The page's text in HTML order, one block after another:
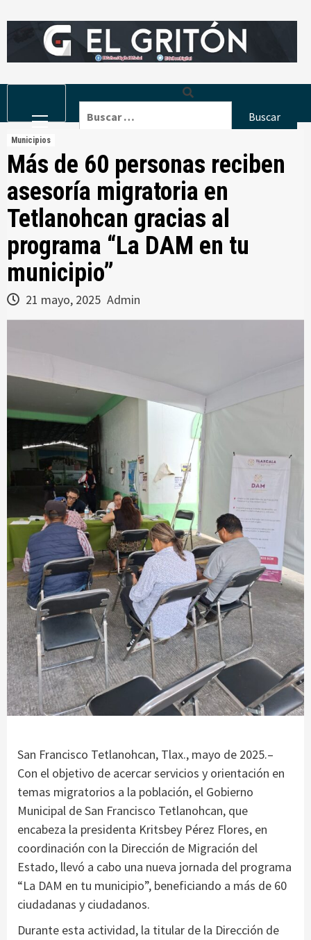
to
Menu
Municipios
Más de 60 personas reciben
asesoría migratoria en
Tetlanohcan gracias al
programa “La DAM en tu
municipio”
21 mayo, 2025 Admin
San Francisco Tetlanohcan, Tlax., mayo de 2025.–
Con el objetivo de acercar servicios y orientación en
temas migratorios a la población, el Gobierno
Municipal de San Francisco Tetlanohcan, que
encabeza la presidenta Kritsbey Pérez Flores, en
coordinación con la Dirección de Migración del
Estado, llevó a cabo una nueva jornada del programa
“La DAM en tu municipio”, beneficiando a más de 60
ciudadanas y ciudadanos.
Durante esta actividad, la titular de la Dirección de